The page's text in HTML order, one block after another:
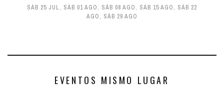
SÁB 25 JUL, SÁB 01 AGO, SÁB 08 AGO, SÁB 15 AGO, SÁB 22
AGO, SÁB 29 AGO
EVENTOS MISMO LUGAR